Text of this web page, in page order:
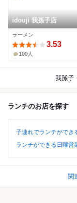
idouji 我孫子店
ラーメン
3.53
100人
我孫子
ランチのお店を探す
子連れでランチができ
ランチができる日曜営
関